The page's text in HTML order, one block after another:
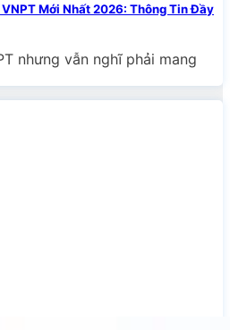
Mới Nhất 2026: Thông Tin Đầy
nhưng vẫn nghĩ phải mang